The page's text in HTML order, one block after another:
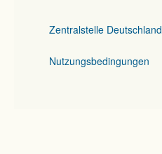
Zentralstelle Deutschland
Nutzungsbedingungen